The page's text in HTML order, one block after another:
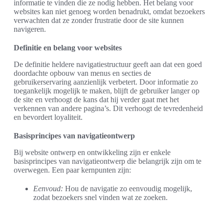
informatie te vinden die ze nodig hebben. Het belang voor
websites kan niet genoeg worden benadrukt, omdat bezoekers
verwachten dat ze zonder frustratie door de site kunnen
navigeren.
Definitie en belang voor websites
De definitie heldere navigatiestructuur geeft aan dat een goed
doordachte opbouw van menus en secties de
gebruikerservaring aanzienlijk verbetert. Door informatie zo
toegankelijk mogelijk te maken, blijft de gebruiker langer op
de site en verhoogt de kans dat hij verder gaat met het
verkennen van andere pagina’s. Dit verhoogt de tevredenheid
en bevordert loyaliteit.
Basisprincipes van navigatieontwerp
Bij website ontwerp en ontwikkeling zijn er enkele
basisprincipes van navigatieontwerp die belangrijk zijn om te
overwegen. Een paar kernpunten zijn:
Eenvoud: Hou de navigatie zo eenvoudig mogelijk,
zodat bezoekers snel vinden wat ze zoeken.